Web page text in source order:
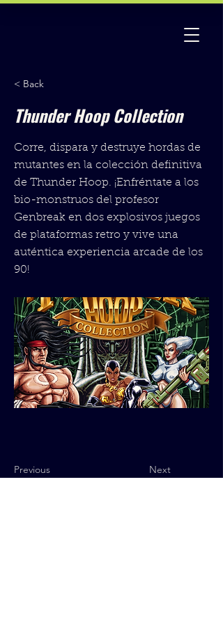
< Back
Thunder Hoop Collection
Corre, dispara y destruye hordas de
mutantes en la colección definitiva
de Thunder Hoop. ¡Enfréntate a los
bio-monstruos del profesor
Genbreak en dos explosivos juegos
de plataformas retro y vive una
auténtica experiencia arcade de los
90!
Previous Next